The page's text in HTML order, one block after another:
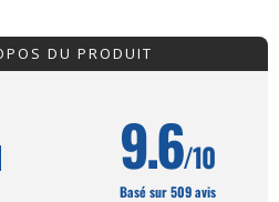
DU PRODUIT
9.6/10
Basé sur 509 avis